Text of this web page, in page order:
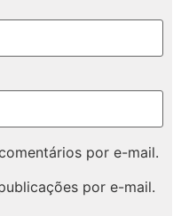
por e-mail.
por e-mail.